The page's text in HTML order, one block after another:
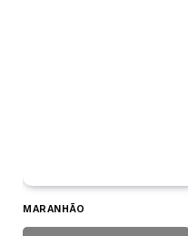
MARANHÃO